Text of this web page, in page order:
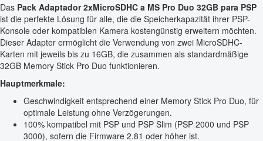
Das Pack Adaptador 2xMicroSDHC a MS Pro Duo 32GB para PSP
ist die perfekte Lösung für alle, die die Speicherkapazität ihrer PSP-
Konsole oder kompatiblen Kamera kostengünstig erweitern möchten.
Dieser Adapter ermöglicht die Verwendung von zwei MicroSDHC-
Karten mit jeweils bis zu 16GB, die zusammen als standardmäßige
32GB Memory Stick Pro Duo funktionieren.
Hauptmerkmale:
Geschwindigkeit entsprechend einer Memory Stick Pro Duo, für
optimale Leistung ohne Verzögerungen.
100% kompatibel mit PSP und PSP Slim (PSP 2000 und PSP
3000), sofern die Firmware 2.81 oder höher ist.